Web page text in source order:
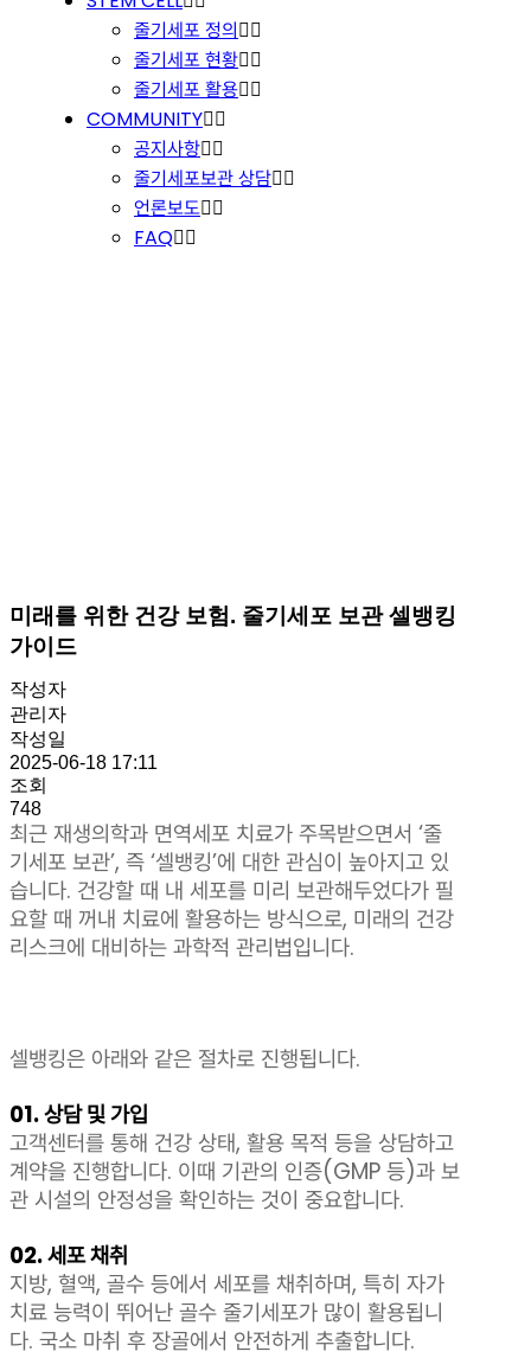
줄기세포 정의
줄기세포 현황
줄기세포 활용
COMMUNITY
공지사항
줄기세포보관 상담
언론보도
FAQ
미래를 위한 건강 보험. 줄기세포 보관 셀뱅킹
가이드
작성자
관리자
작성일
2025-06-18 17:11
조회
748
최근 재생의학과 면역세포 치료가 주목받으면서 ‘줄
기세포 보관’, 즉 ‘셀뱅킹’에 대한 관심이 높아지고 있
습니다. 건강할 때 내 세포를 미리 보관해두었다가 필
요할 때 꺼내 치료에 활용하는 방식으로, 미래의 건강
리스크에 대비하는 과학적 관리법입니다.
셀뱅킹은 아래와 같은 절차로 진행됩니다.
01. 상담 및 가입
고객센터를 통해 건강 상태, 활용 목적 등을 상담하고
계약을 진행합니다. 이때 기관의 인증(GMP 등)과 보
관 시설의 안정성을 확인하는 것이 중요합니다.
02. 세포 채취
지방, 혈액, 골수 등에서 세포를 채취하며, 특히 자가
치료 능력이 뛰어난 골수 줄기세포가 많이 활용됩니
다. 국소 마취 후 장골에서 안전하게 추출합니다.